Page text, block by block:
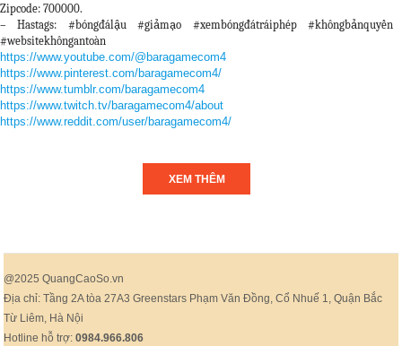
Zipcode: 700000.
– Hastags: #bóngđálậu #giảmạo #xembóngđátráiphép #khôngbảnquyền
#websitekhôngantoàn
https://www.youtube.com/@baragamecom4
https://www.pinterest.com/baragamecom4/
https://www.tumblr.com/baragamecom4
https://www.twitch.tv/baragamecom4/about
https://www.reddit.com/user/baragamecom4/
XEM THÊM
@2025 QuangCaoSo.vn
Địa chỉ: Tầng 2A tòa 27A3 Greenstars Phạm Văn Đồng, Cổ Nhuế 1, Quận Bắc
Từ Liêm, Hà Nội
Hotline hỗ trợ:0984.966.806